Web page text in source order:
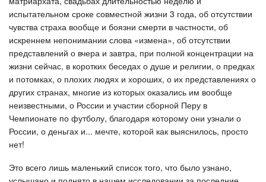
испытательном сроке совместной жизни 3 года, об отсутствии
чувства страха вообще и боязни смерти в частности, об
искреннем непонимании слова «измена», об отсутствии
представлений о вчера и завтра, при полной концентрации на
жизни сейчас, в коротких беседах о душе и религии, о предках
и потомках, о плохих людях и хороших, о их представлениях о
других странах, многие из которых оказались им вообще
неизвестными, о России и участии сборной Перу в
Чемпионате по футболу, благодаря которому они узнали о
России, о деньгах и... мечте, которой как выяснилось, просто
нет!
Это всего лишь маленький список того, что было узнано,